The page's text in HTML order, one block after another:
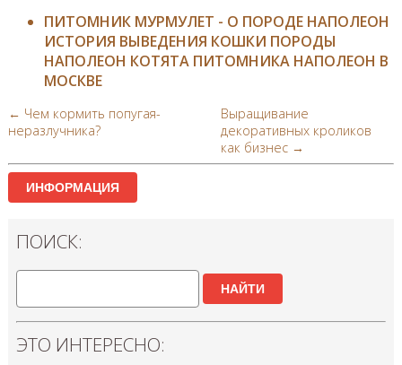
ПИТОМНИК МУРМУЛЕТ - О ПОРОДЕ НАПОЛЕОН
ИСТОРИЯ ВЫВЕДЕНИЯ КОШКИ ПОРОДЫ
НАПОЛЕОН КОТЯТА ПИТОМНИКА НАПОЛЕОН В
МОСКВЕ
← Чем кормить попугая-
неразлучника?
Выращивание
декоративных кроликов
как бизнес →
ИНФОРМАЦИЯ
ПОИСК:
НАЙТИ
ЭТО ИНТЕРЕСНО: